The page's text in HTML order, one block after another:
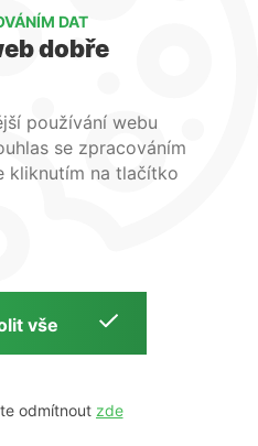
·
DAT
dobře
používání webu
se zpracováním
kliknutím na tlačítko
odmítnout